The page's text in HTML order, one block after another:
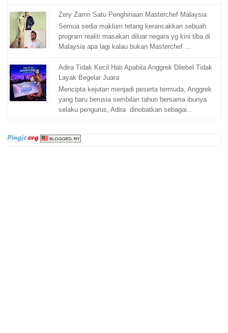
Zery Zamri Satu Penghinaan Masterchef Malaysia
Semua sedia maklum tetang kerancakkan sebuah
program realiti masakan diluar negara yg kini tiba di
Malaysia apa lagi kalau bukan Masterchef ...
Adira Tidak Kecil Hati Apabila Anggrek Dilebel Tidak
Layak Begelar Juara
Mencipta kejutan menjadi peserta termuda, Anggrek
yang baru berusia sembilan tahun bersama ibunya
selaku pengurus, Adira dinobatkan sebagai...